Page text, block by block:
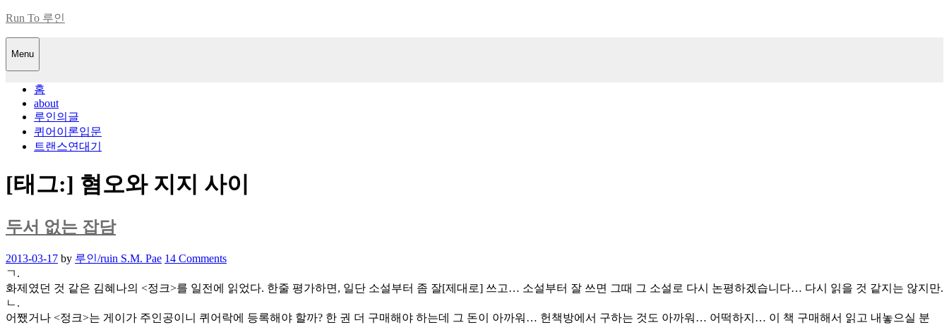
Skip
content
Run To 루인
Menu
홈
about
루인의글
퀴어이론입문
트랜스연대기
[태그:] 혐오와 지지 사이
두서 없는 잡담
Posted
on
2013-03-17 by 루인/ruin S.M. Pae 14 Comments
ㄱ.
화제였던 것 같은 김혜나의 <정크>를 일전에 읽었다. 한줄 평가하면, 일단 소설부터 좀 잘[제대로] 쓰고… 소설부터 잘 쓰면 그때 그 소설로 다시 논평하겠습니다… 다시 읽을 것 같지는 않지만.
ㄴ.
어쨌거나 <정크>는 게이가 주인공이니 퀴어락에 등록해야 할까? 한 권 더 구매해야 하는데 그 돈이 아까워… 헌책방에서 구하는 것도 아까워… 어떡하지… 이 책 구매해서 읽고 내놓으실 분